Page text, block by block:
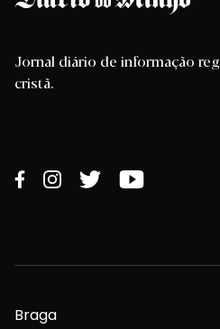
Jornal diário de informação
cristã.
Braga